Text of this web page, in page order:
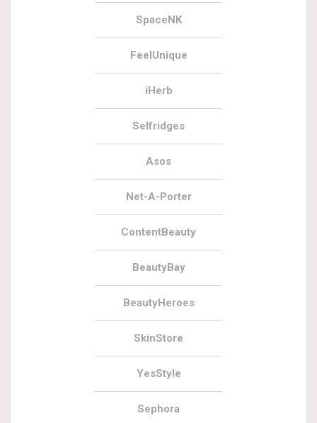
SpaceNK
FeelUnique
iHerb
Selfridges
Asos
Net-A-Porter
ContentBeauty
BeautyBay
BeautyHeroes
SkinStore
YesStyle
Sephora